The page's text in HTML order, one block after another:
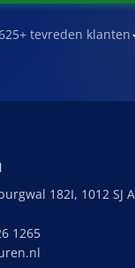
tevreden klanten
182I, 1012 SJ
1265